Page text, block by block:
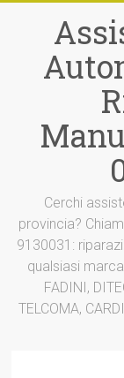
contenuto
Cerchi
provincia?
9130031:
qualsiasi
FADINI,
TELCOMA,